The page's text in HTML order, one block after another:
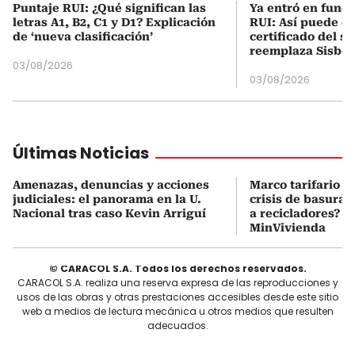
Puntaje RUI: ¿Qué significan las
letras A1, B2, C1 y D1? Explicación
de ‘nueva clasificación’
03/08/2026
Ya entró en
RUI: Así puede
certificado del
reemplaza
03/08/2026
Últimas Noticias
Amenazas, denuncias y acciones
judiciales: el panorama en la U.
Nacional tras caso Kevin Arriguí
Marco tarifario
crisis de basura
a recicladores?
MinVivienda
© CARACOL S.A. Todos los derechos reservados.
CARACOL S.A. realiza una reserva expresa de las reproducciones y
usos de las obras y otras prestaciones accesibles desde este sitio
web a medios de lectura mecánica u otros medios que resulten
adecuados.